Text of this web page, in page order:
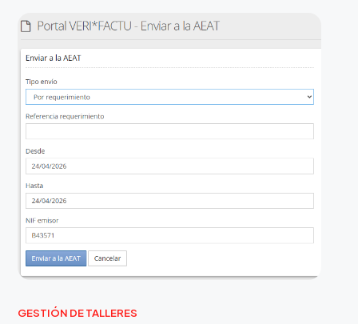
GESTIÓN DE TALLERES